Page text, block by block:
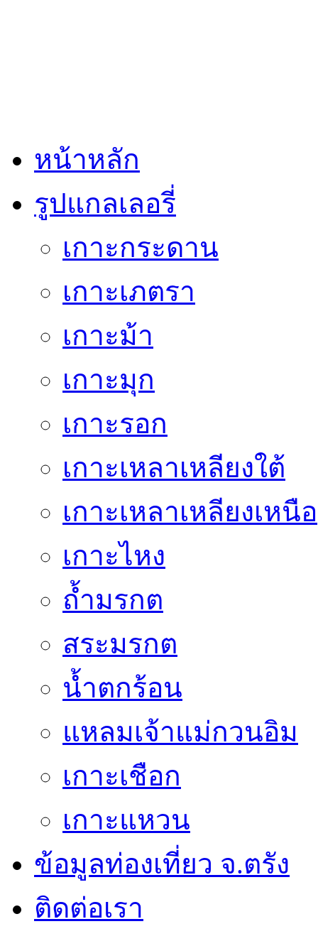
หน้าหลัก
รูปแกลเลอรี่
เกาะกระดาน
เกาะเภตรา
เกาะม้า
เกาะมุก
เกาะรอก
เกาะเหลาเหลียงใต้
เกาะเหลาเหลียงเหนือ
เกาะไหง
ถ้ำมรกต
สระมรกต
น้ำตกร้อน
แหลมเจ้าแม่กวนอิม
เกาะเชือก
เกาะแหวน
ข้อมูลท่องเที่ยว จ.ตรัง
ติดต่อเรา